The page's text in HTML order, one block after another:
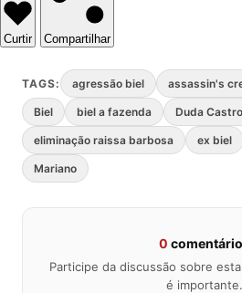
Curtir Compartilhar
TAGS: agressão biel assassin's
Biel biel a fazenda Duda Castro
eliminação raissa barbosa ex biel
Mariano
0
Participe da discussão sobre
é importante.